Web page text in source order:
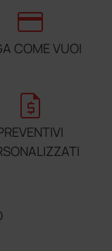
credit_card
COME VUOI
request_quote